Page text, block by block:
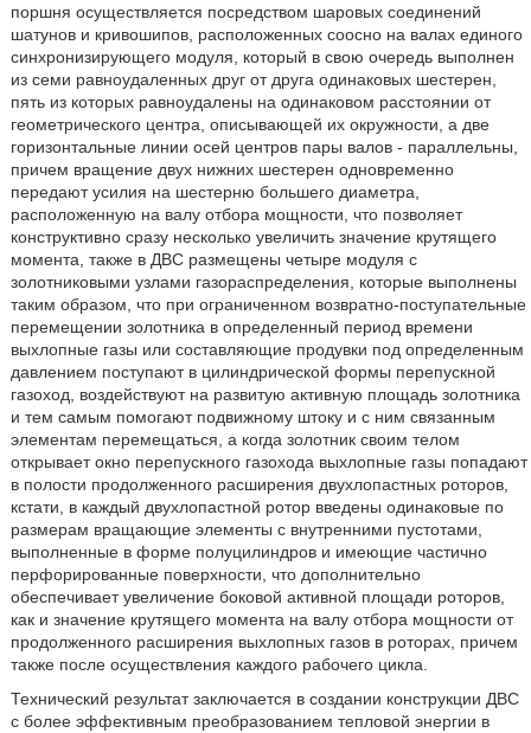
поршня осуществляется посредством шаровых соединений
шатунов и кривошипов, расположенных соосно на валах единого
синхронизирующего модуля, который в свою очередь выполнен
из семи равноудаленных друг от друга одинаковых шестерен,
пять из которых равноудалены на одинаковом расстоянии от
геометрического центра, описывающей их окружности, а две
горизонтальные линии осей центров пары валов - параллельны,
причем вращение двух нижних шестерен одновременно
передают усилия на шестерню большего диаметра,
расположенную на валу отбора мощности, что позволяет
конструктивно сразу несколько увеличить значение крутящего
момента, также в ДВС размещены четыре модуля с
золотниковыми узлами газораспределения, которые выполнены
таким образом, что при ограниченном возвратно-поступательные
перемещении золотника в определенный период времени
выхлопные газы или составляющие продувки под определенным
давлением поступают в цилиндрической формы перепускной
газоход, воздействуют на развитую активную площадь золотника
и тем самым помогают подвижному штоку и с ним связанным
элементам перемещаться, а когда золотник своим телом
открывает окно перепускного газохода выхлопные газы попадают
в полости продолженного расширения двухлопастных роторов,
кстати, в каждый двухлопастной ротор введены одинаковые по
размерам вращающие элементы с внутренними пустотами,
выполненные в форме полуцилиндров и имеющие частично
перфорированные поверхности, что дополнительно
обеспечивает увеличение боковой активной площади роторов,
как и значение крутящего момента на валу отбора мощности от
продолженного расширения выхлопных газов в роторах, причем
также после осуществления каждого рабочего цикла.
Технический результат заключается в создании конструкции ДВС
с более эффективным преобразованием тепловой энергии в